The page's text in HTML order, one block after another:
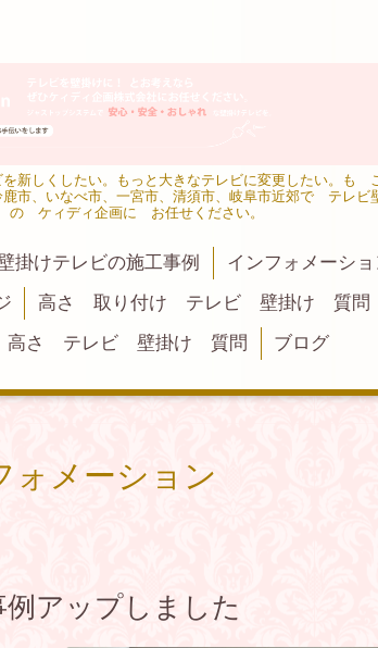
新しくしたい。もっと大きなテレビに変更したい。も
鹿市、いなべ市、一宮市、清須市、岐阜市近郊で テ
の ケィディ企画に お任せください。
掛けテレビの施工事例 インフォメーシ
高さ 取り付け テレビ 壁掛け 質問
さ テレビ 壁掛け 質問
ブログ
ォメーション
アップしました